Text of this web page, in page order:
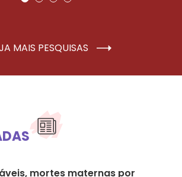
MAIS PESQUISAS
mortes maternas por